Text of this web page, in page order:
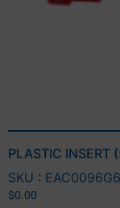
PLASTIC INSERT
SKU :
$0.00